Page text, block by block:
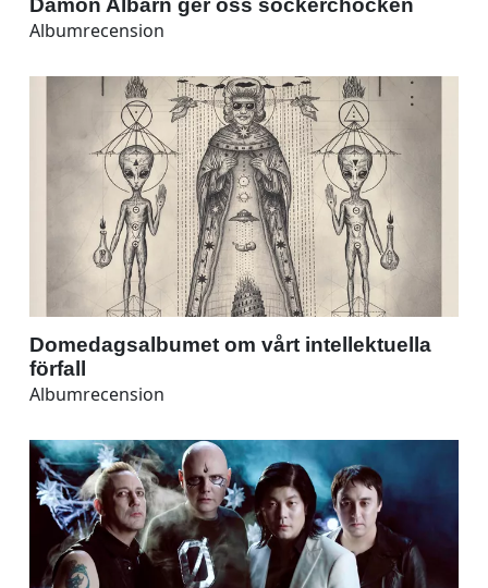
Damon Albarn ger oss sockerchocken
Albumrecension
Domedagsalbumet om vårt intellektuella
förfall
Albumrecension